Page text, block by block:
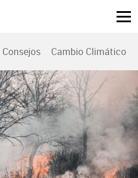
Consejos Cambio Climático